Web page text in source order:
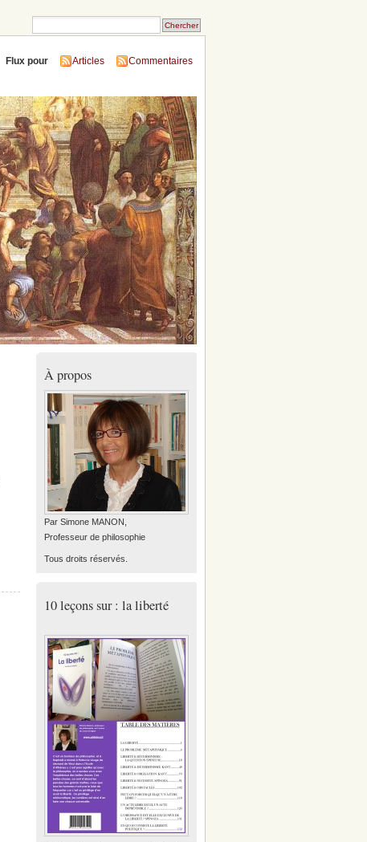
Flux pour Articles Commentaires
À propos
Par Simone MANON,
Professeur de philosophie
Tous droits réservés.
10 leçons sur : la liberté